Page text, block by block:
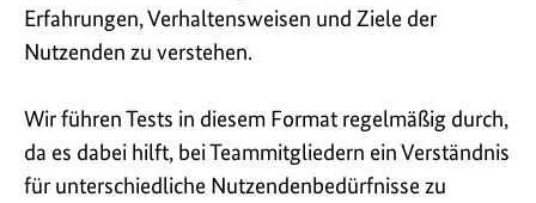
Erfahrungen, Verhaltensweisen und Ziele der
Nutzenden zu verstehen.
Wir führen Tests in diesem Format regelmäßig durch,
da es dabei hilft, bei Teammitgliedern ein Verständnis
für unterschiedliche Nutzendenbedürfnisse zu